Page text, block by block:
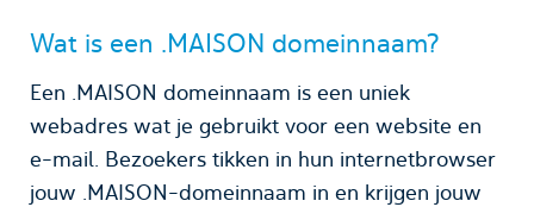
Wat is een .MAISON domeinnaam?
Een .MAISON domeinnaam is een uniek
webadres wat je gebruikt voor een website en
e-mail. Bezoekers tikken in hun internetbrowser
jouw .MAISON-domeinnaam in en krijgen jouw